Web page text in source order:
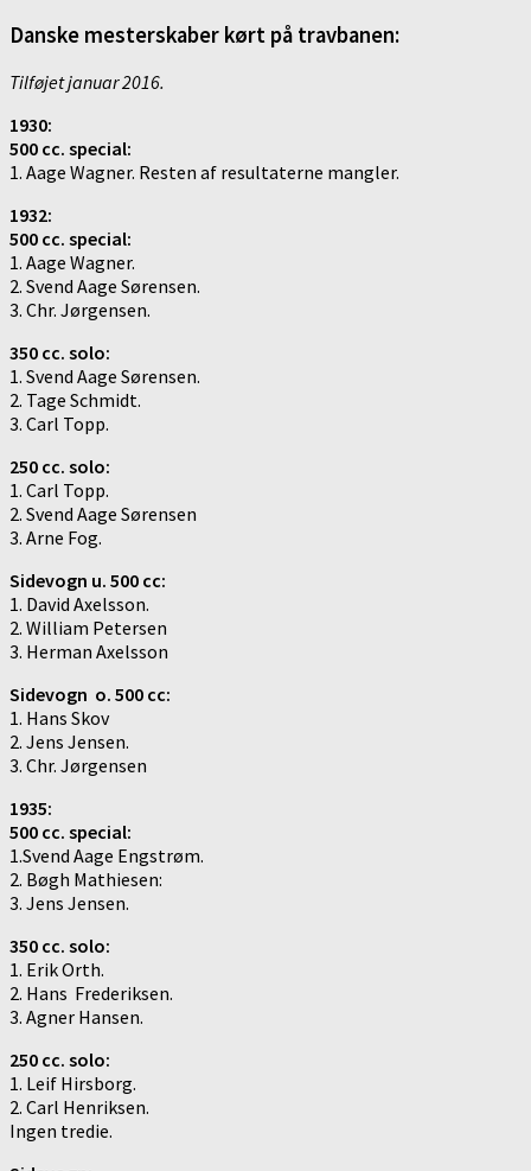
Danske mesterskaber kørt på travbanen:
Tilføjet januar 2016.
1930:
500 cc. special:
1. Aage Wagner. Resten af resultaterne mangler.
1932:
500 cc. special:
1. Aage Wagner.
2. Svend Aage Sørensen.
3. Chr. Jørgensen.
350 cc. solo:
1. Svend Aage Sørensen.
2. Tage Schmidt.
3. Carl Topp.
250 cc. solo:
1. Carl Topp.
2. Svend Aage Sørensen
3. Arne Fog.
Sidevogn u. 500 cc:
1. David Axelsson.
2. William Petersen
3. Herman Axelsson
Sidevogn o. 500 cc:
1. Hans Skov
2. Jens Jensen.
3. Chr. Jørgensen
1935:
500 cc. special:
1.Svend Aage Engstrøm.
2. Bøgh Mathiesen:
3. Jens Jensen.
350 cc. solo:
1. Erik Orth.
2. Hans Frederiksen.
3. Agner Hansen.
250 cc. solo:
1. Leif Hirsborg.
2. Carl Henriksen.
Ingen tredie.